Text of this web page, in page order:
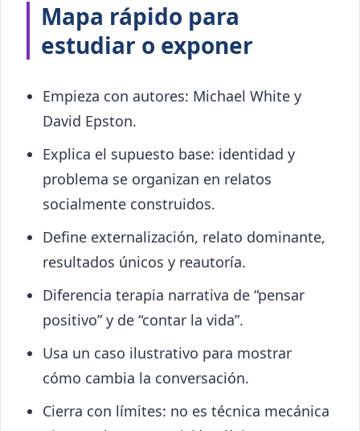
Mapa rápido para
estudiar o exponer
Empieza con autores: Michael White y
David Epston.
Explica el supuesto base: identidad y
problema se organizan en relatos
socialmente construidos.
Define externalización, relato dominante,
resultados únicos y reautoría.
Diferencia terapia narrativa de “pensar
positivo” y de “contar la vida”.
Usa un caso ilustrativo para mostrar
cómo cambia la conversación.
Cierra con límites: no es técnica mecánica